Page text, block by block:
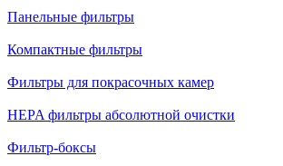
Панельные фильтры
Компактные фильтры
Фильтры для покрасочных камер
HEPA фильтры абсолютной очистки
Фильтр-боксы